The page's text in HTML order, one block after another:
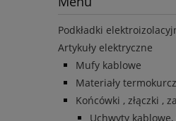
Podkładki
Artykuły elektryczne
Mufy kablowe
Materiały
Końcówki , złączki ,
Uchwyty